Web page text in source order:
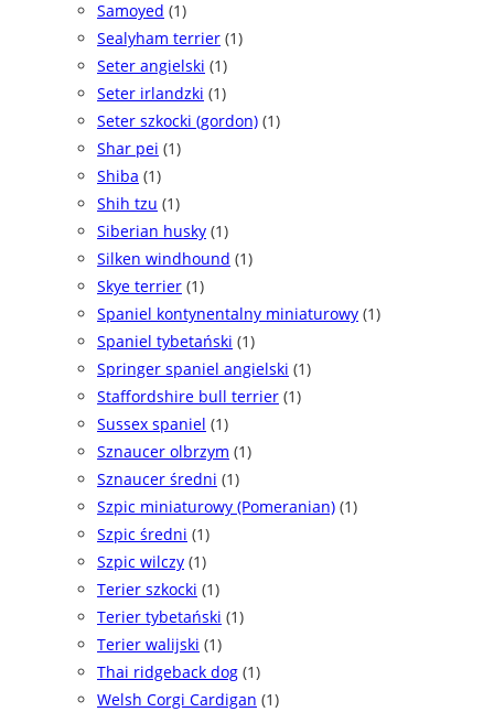
Samoyed (1)
Sealyham terrier (1)
Seter angielski (1)
Seter irlandzki (1)
Seter szkocki (gordon) (1)
Shar pei (1)
Shiba (1)
Shih tzu (1)
Siberian husky (1)
Silken windhound (1)
Skye terrier (1)
Spaniel kontynentalny miniaturowy (1)
Spaniel tybetański (1)
Springer spaniel angielski (1)
Staffordshire bull terrier (1)
Sussex spaniel (1)
Sznaucer olbrzym (1)
Sznaucer średni (1)
Szpic miniaturowy (Pomeranian) (1)
Szpic średni (1)
Szpic wilczy (1)
Terier szkocki (1)
Terier tybetański (1)
Terier walijski (1)
Thai ridgeback dog (1)
Welsh Corgi Cardigan (1)